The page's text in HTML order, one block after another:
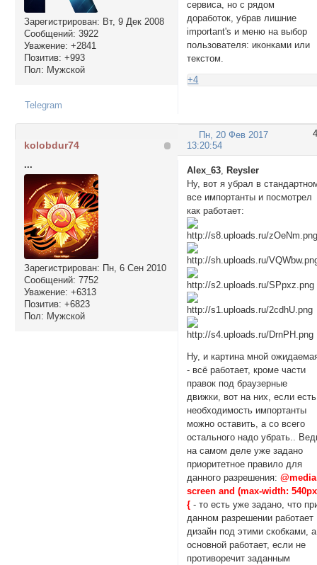
Зарегистрирован: Вт, 9 Дек 2008
Сообщений: 3922
Уважение: +2841
Позитив: +993
Пол: Мужской
сервиса, но с рядом
доработок, убрав лишние
important's и меню на выбор
пользователя: иконками или
текстом.
+4
Telegram
4
Пн, 20 Фев 2017
13:20:54
kolobdur74
...
Зарегистрирован: Пн, 6 Сен 2010
Сообщений: 7752
Уважение: +6313
Позитив: +6823
Пол: Мужской
Alex_63 ,Reysler
Ну, вот я убрал в
все импортанты и посмотрел
как работает:
Ну, и картина мной
- всё работает, кроме части
правок под браузерные
движки, вот на них, если есть
необходимость импортанты
можно оставить, а со всего
остального надо убрать..
на самом деле уже задано
приоритетное правило для
данного разрешения:@media
screen and (max-width:
{ - то есть уже задано, что
данном разрешении работает
дизайн под этими скобками, а
основной работает, если не
противоречит заданным